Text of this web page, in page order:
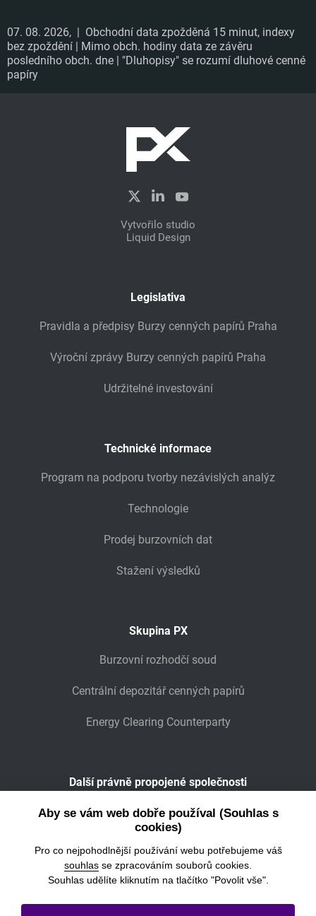
07. 08. 2026, | Obchodní data zpožděná 15 minut, indexy
bez zpoždění | Mimo obch. hodiny data ze závěru
posledního obch. dne | "Dluhopisy" se rozumí dluhové cenné
papíry
Vytvořilo studio
Liquid Design
Legislativa
Pravidla a předpisy Burzy cenných papírů Praha
Výroční zprávy Burzy cenných papírů Praha
Udržitelné investování
Technické informace
Program na podporu tvorby nezávislých analýz
Technologie
Prodej burzovních dat
Stažení výsledků
Skupina PX
Burzovní rozhodčí soud
Centrální depozitář cenných papírů
Energy Clearing Counterparty
Další právně propojené společnosti
Wiener Börse
Aby se vám web dobře používal (Souhlas s
cookies)
Pro co nejpohodlnější používání webu potřebujeme váš
souhlas se zpracováním souborů cookies.
Souhlas udělíte kliknutím na tlačítko "Povolit vše".